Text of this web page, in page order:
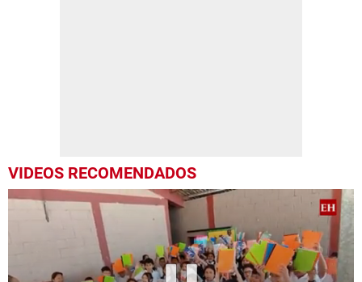
VIDEOS RECOMENDADOS